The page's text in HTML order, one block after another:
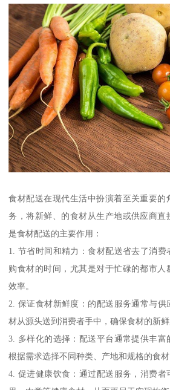
食材配送在现代生活中扮演着至关重要的
务，将新鲜、的食材从生产地或供应商直
是食材配送的主要作用：
1. 节省时间和精力：食材配送省去了消
购食材的时间，尤其是对于忙碌的都市
效率。
2. 保证食材新鲜度：的配送服务通常与供
材从源头送到消费者手中，确保食材的新鲜
3. 多样化的选择：配送平台通常提供丰富
根据需求选择不同种类、产地和规格的食材
4. 促进健康饮食：通过配送服务，消费